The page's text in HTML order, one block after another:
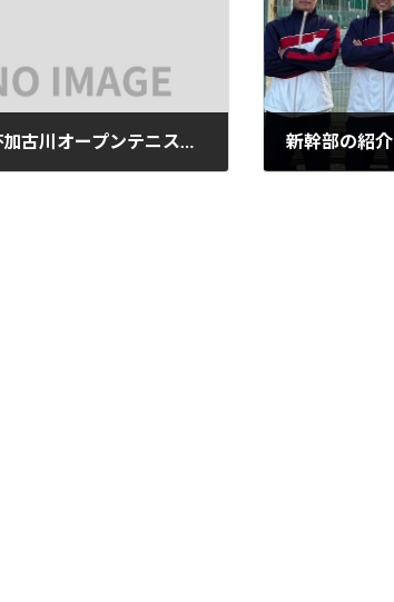
W44加古川市長杯加古川オープンテニストーナメント2025(本選)結果のお知らせ 新幹部の紹介